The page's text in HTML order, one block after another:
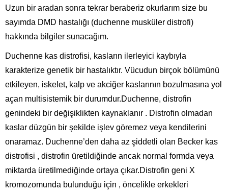
Uzun bir aradan sonra tekrar beraberiz okurlarım size bu
sayımda DMD hastalığı (duchenne musküler distrofi)
hakkında bilgiler sunacağım.
Duchenne kas distrofisi, kasların ilerleyici kaybıyla
karakterize genetik bir hastalıktır. Vücudun birçok bölümünü
etkileyen, iskelet, kalp ve akciğer kaslarının bozulmasına yol
açan multisistemik bir durumdur.Duchenne, distrofin
genindeki bir değişiklikten kaynaklanır . Distrofin olmadan
kaslar düzgün bir şekilde işlev göremez veya kendilerini
onaramaz. Duchenne’den daha az şiddetli olan Becker kas
distrofisi , distrofin üretildiğinde ancak normal formda veya
miktarda üretilmediğinde ortaya çıkar.Distrofin geni X
kromozomunda bulunduğu için , öncelikle erkekleri